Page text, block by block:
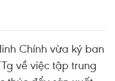
Chính vừa ký ban
về việc tập trung